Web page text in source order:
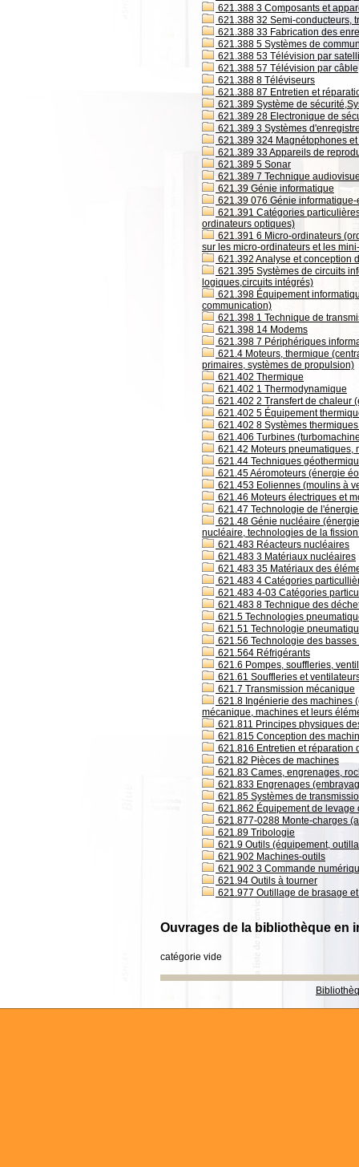
621.388 3 Composants et
621.388 32 Semi-conducteurs,
621.388 33 Fabrication des
621.388 5 Systèmes de
621.388 53 Télévision par
621.388 57 Télévision par câble
621.388 8 Téléviseurs
621.388 87 Entretien et
621.389 Système de
621.389 28 Electronique de
621.389 3 Systèmes
621.389 324 Magnétophones
621.389 33 Appareils de
621.389 5 Sonar
621.389 7 Technique
621.39 Génie informatique
621.39 076 Génie
621.391 Catégories
ordinateurs optiques)
621.391 6 Micro-ordinateurs
sur les micro-ordinateurs et les
621.392 Analyse et conception
621.395 Systèmes de circuits
logiques,circuits intégrés)
621.398 Équipement
communication)
621.398 1 Technique de
621.398 14 Modems
621.398 7 Périphériques
621.4 Moteurs, thermique
primaires, systèmes de propulsion)
621.402 Thermique
621.402 1 Thermodynamique
621.402 2 Transfert de chaleur
621.402 5 Équipement
621.402 8 Systèmes
621.406 Turbines
621.42 Moteurs pneumatiques,
621.44 Techniques
621.45 Aéromoteurs (énergie
621.453 Eoliennes (moulins à
621.46 Moteurs électriques et
621.47 Technologie de
621.48 Génie nucléaire
nucléaire, technologies de la
621.483 Réacteurs nucléaires
621.483 3 Matériaux nucléaires
621.483 35 Matériaux des
621.483 4 Catégories
621.483 4-03 Catégories
621.483 8 Technique des
621.5 Technologies
621.51 Technologie
621.56 Technologie des
621.564 Réfrigérants
621.6 Pompes, souffleries,
621.61 Souffleries et
621.7 Transmission mécanique
621.8 Ingénierie des machines
mécanique, machines et leurs
621.811 Principes physiques
621.815 Conception des
621.816 Entretien et réparation
621.82 Pièces de machines
621.83 Cames, engrenages,
621.833 Engrenages
621.85 Systèmes de
621.862 Équipement de levage
621.877-0288 Monte-charges
621.89 Tribologie
621.9 Outils (équipement,
621.902 Machines-outils
621.902 3 Commande
621.94 Outils à tourner
621.977 Outillage de brasage
Ouvrages de la bibliothèque en
catégorie vide